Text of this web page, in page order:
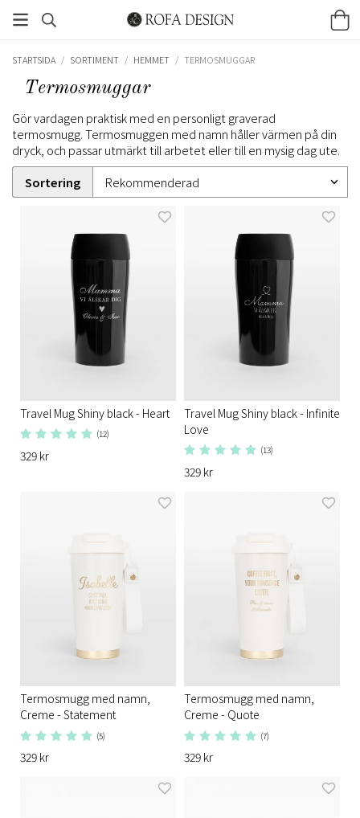
STARTSIDA / SORTIMENT / HEMMET / TERMOSMUGGAR
Termosmuggar
Gör vardagen praktisk med en personligt graverad
termosmugg. Termosmuggen med namn håller värmen på din
dryck, och passar utmärkt till arbetet eller till en mysig dag ute.
Sortering
Travel Mug Shiny black - Heart
(12)
329 kr
Travel Mug Shiny black - Infinite
Love
(13)
329 kr
Termosmugg med namn,
Creme - Statement
(5)
329 kr
Termosmugg med namn,
Creme - Quote
(7)
329 kr